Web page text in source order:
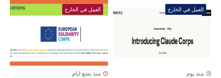
العمل في الخارج
منذ يوم
العمل في الخارج
منذ بضع ايام